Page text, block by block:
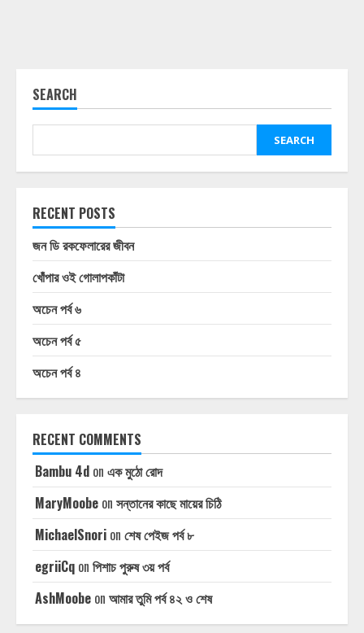
SEARCH
SEARCH
RECENT POSTS
জন ডি রকফেলারের জীবন
খোঁপার ওই গোলাপকাঁটা
অচেন পর্ব ৬
অচেন পর্ব ৫
অচেন পর্ব ৪
RECENT COMMENTS
Bambu 4d on এক মুঠো রোদ
MaryMoobe on সন্তানের কাছে মায়ের চিঠি
MichaelSnori on শেষ পেইজ পর্ব ৮
egriiCq on পিশাচ পুরুষ ৩য় পর্ব
AshMoobe on আমার তুমি পর্ব ৪২ ও শেষ